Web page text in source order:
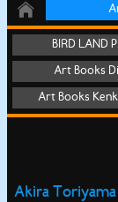
BIRD LAND
Art Books
Art Books
Akira